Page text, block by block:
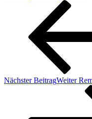
Nächster BeitragWeiter